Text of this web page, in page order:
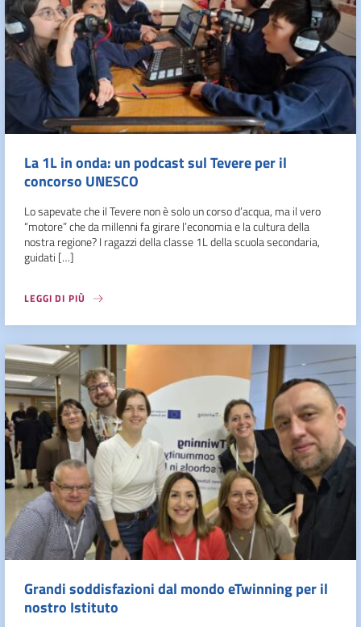
La 1L in onda: un podcast sul Tevere per il
concorso UNESCO
Lo sapevate che il Tevere non è solo un corso d’acqua, ma il vero
“motore” che da millenni fa girare l’economia e la cultura della
nostra regione? I ragazzi della classe 1L della scuola secondaria,
guidati […]
LEGGI DI PIÙ
Grandi soddisfazioni dal mondo eTwinning per il
nostro Istituto